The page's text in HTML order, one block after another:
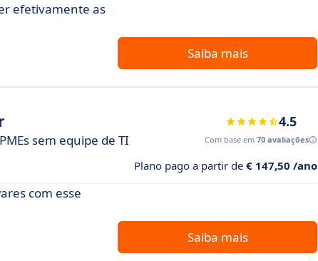
efetivamente as
Saiba mais
sem equipe de TI
4.5
Com base em 70 avaliações
Plano pago a partir de € 147,50 /ano
com esse
Saiba mais